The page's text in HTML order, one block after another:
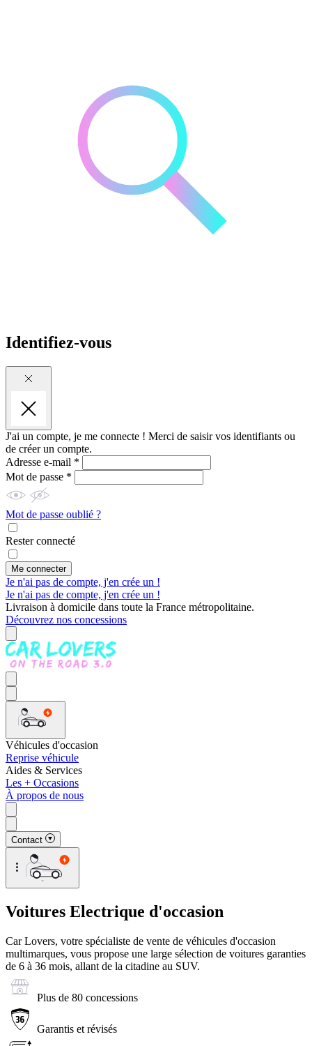
Identifiez-vous
J'ai un compte, je me connecte ! Merci de saisir vos identifiants ou
de créer un compte.
Adresse e-mail *
Mot de passe *
Mot de passe oublié ?
Rester connecté
Me connecter
Je n'ai pas de compte, j'en crée un !
Je n'ai pas de compte, j'en crée un !
Livraison à domicile dans toute la France métropolitaine.
Découvrez nos concessions
Véhicules d'occasion
Reprise véhicule
Aides & Services
Les + Occasions
À propos de nous
Contact
Voitures Electrique d'occasion
Car Lovers, votre spécialiste de vente de véhicules d'occasion
multimarques, vous propose une large sélection de voitures garanties
de 6 à 36 mois, allant de la citadine au SUV.
Plus de 80 concessions
Garantis et révisés